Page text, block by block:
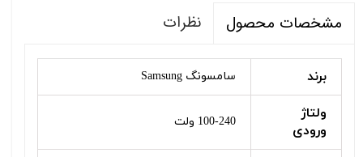
مشخصات محصول نظرات
برند سامسونگ Samsung
ولتاژ
ورودی
100-240 ولت